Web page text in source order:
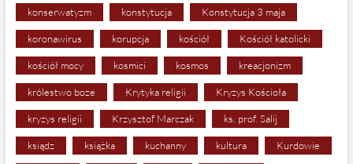
konserwatyzm konstytucja Konstytucja 3 maja
koronawirus korupcja kościół Kościół katolicki
kościół mocy kosmici kosmos kreacjonizm
królestwo boze Krytyka religii Kryzys Kościoła
kryzys religii Krzysztof Marczak ks. prof. Salij
ksiądz książka kuchanny kultura Kurdowie